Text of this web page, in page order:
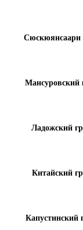
Сюскюянсаари
Мансуровский
Ладожский
Китайский
Капустинский